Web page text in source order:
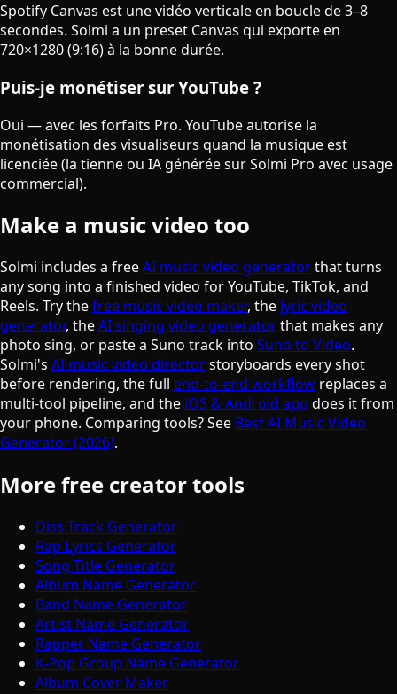
Spotify Canvas est une vidéo verticale en boucle de 3–8
secondes. Solmi a un preset Canvas qui exporte en
720×1280 (9:16) à la bonne durée.
Puis-je monétiser sur YouTube ?
Oui — avec les forfaits Pro. YouTube autorise la
monétisation des visualiseurs quand la musique est
licenciée (la tienne ou IA générée sur Solmi Pro avec usage
commercial).
Make a music video too
Solmi includes a freeAI music video generatorthat turns
any song into a finished video for YouTube, TikTok, and
Reels. Try thefree music video maker, the lyric video
generator, theAI singing video generatorthat makes any
photo sing, or paste a Suno track into Suno to Video.
Solmi's AI music video directorstoryboards every shot
before rendering, the full end-to-end workflow replaces a
multi-tool pipeline, and the iOS & Android app does it from
your phone. Comparing tools? See Best AI Music Video
Generator (2026).
More free creator tools
Diss Track Generator
Rap Lyrics Generator
Song Title Generator
Album Name Generator
Band Name Generator
Artist Name Generator
Rapper Name Generator
K-Pop Group Name Generator
Album Cover Maker